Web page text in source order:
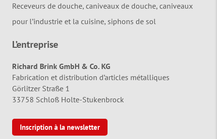
Receveurs de douche, caniveaux de douche, caniveaux
pour l’industrie et la cuisine, siphons de sol
L’entreprise
Richard Brink GmbH & Co. KG
Fabrication et distribution d’articles métalliques
Görlitzer Straße 1
33758 Schloß Holte-Stukenbrock
Inscription à la newsletter